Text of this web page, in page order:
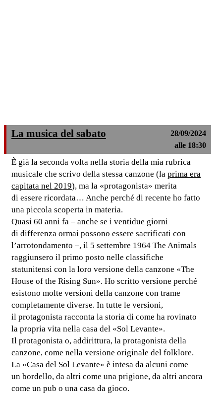
La musica del sabato
28/09/2024
alle 18:30
È già la seconda volta nella storia della mia rubrica
musicale che scrivo della stessa canzone (la prima era
capitata nel 2019), ma la «protagonista» merita
di essere ricordata… Anche perché di recente ho fatto
una piccola scoperta in materia.
Quasi 60 anni fa – anche se i ventidue giorni
di differenza ormai possono essere sacrificati con
l’arrotondamento –, il 5 settembre 1964 The Animals
raggiunsero il primo posto nelle classifiche
statunitensi con la loro versione della canzone «The
House of the Rising Sun». Ho scritto versione perché
esistono molte versioni della canzone con trame
completamente diverse. In tutte le versioni,
il protagonista racconta la storia di come ha rovinato
la propria vita nella casa del «Sol Levante».
Il protagonista o, addirittura, la protagonista della
canzone, come nella versione originale del folklore.
La «Casa del Sol Levante» è intesa da alcuni come
un bordello, da altri come una prigione, da altri ancora
come un pub o una casa da gioco.